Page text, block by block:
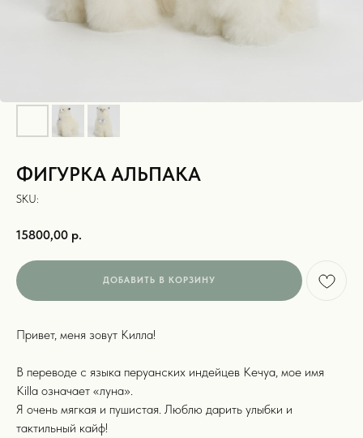
ФИГУРКА АЛЬПАКА
SKU:
15800,00 р.
ДОБАВИТЬ В КОРЗИНУ
Привет, меня зовут Килла!
В переводе с языка перуанских индейцев Кечуа, мое имя
Killa означает «луна».
Я очень мягкая и пушистая. Люблю дарить улыбки и
тактильный кайф!